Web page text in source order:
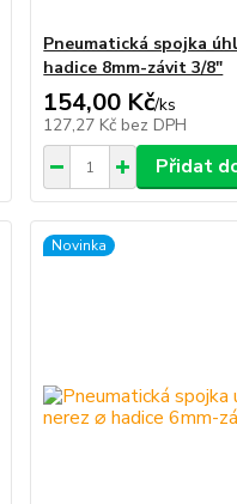
Pneumatická spojka
hadice 8mm-závit 3/8"
154,00 Kč/ks
127,27 Kč bez DPH
Přidat
Novinka